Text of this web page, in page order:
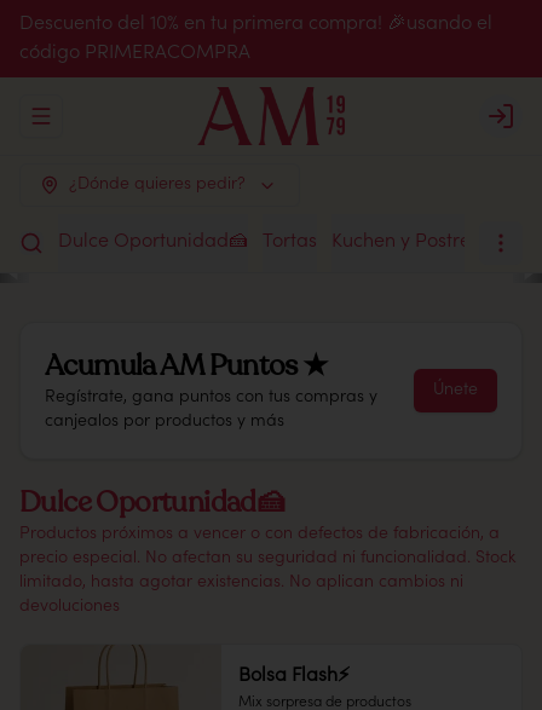
Descuento del 10% en tu primera compra! 🎉usando el
código PRIMERACOMPRA
Abrir menu de navegación Login
¿Dónde quieres pedir?
Dulce Oportunidad🍰 Tortas Kuchen y Postres
AcumulaAM Puntos ★
Regístrate, gana puntos con tus compras y
canjealos por productos y más
Únete
Dulce Oportunidad🍰
Productos próximos a vencer o con defectos de fabricación, a
precio especial. No afectan su seguridad ni funcionalidad. Stock
limitado, hasta agotar existencias. No aplican cambios ni
devoluciones
Bolsa Flash⚡
Mix sorpresa de productos